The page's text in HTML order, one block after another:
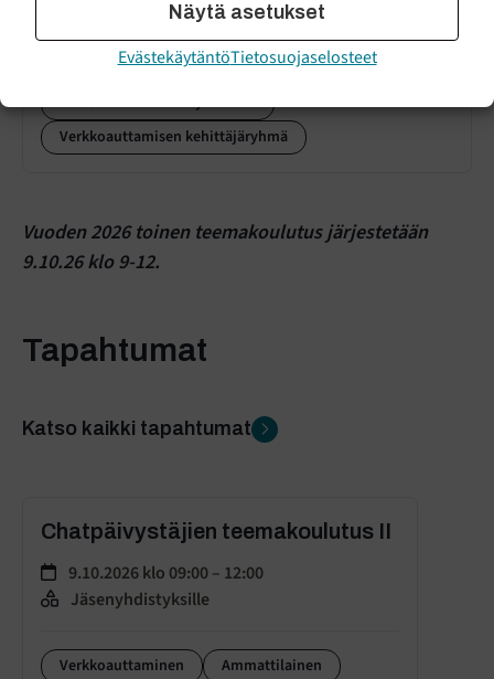
Näytä asetukset
EvästekäytäntöTietosuojaselosteet
ETKL:n chatpalvelut
Lähisuhdeväkivaltatyön tiimi
Verkkoauttamisen kehittäjäryhmä
Vuoden 2026 toinen teemakoulutus järjestetään
9.10.26 klo 9-12.
Tapahtumat
Katso kaikki tapahtumat
Chatpäivystäjien teemakoulutus II
9.10.2026 klo 09:00 – 12:00
Jäsenyhdistyksille
Verkkoauttaminen Ammattilainen